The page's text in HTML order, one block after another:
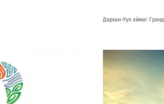
Дархан-Уул аймаг